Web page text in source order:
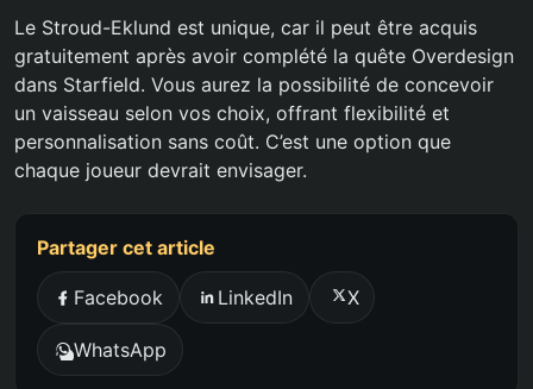
Le Stroud-Eklund est unique, car il peut être acquis
gratuitement après avoir complété la quête Overdesign
dans Starfield. Vous aurez la possibilité de concevoir
un vaisseau selon vos choix, offrant flexibilité et
personnalisation sans coût. C’est une option que
chaque joueur devrait envisager.
Partager cet article
Facebook LinkedIn X
WhatsApp